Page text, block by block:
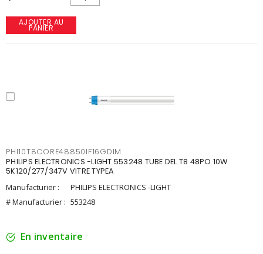
AJOUTER AU
PANIER
PHI10T8CORE48850IF16GDIM
PHILIPS ELECTRONICS -LIGHT 553248 TUBE DEL T8 48PO 10W
5K120/277/347V VITRE TYPEA
Manufacturier :
PHILIPS ELECTRONICS -LIGHT
# Manufacturier : 553248
En inventaire